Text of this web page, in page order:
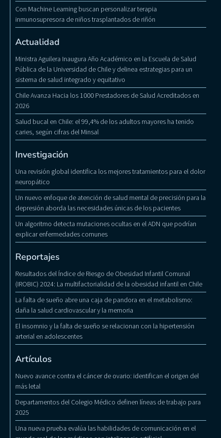
Con Machine Learning buscan personalizar terapia
inmunosupresora de niños trasplantados de riñón
Actualidad
Ministra Aguilera Inaugura Año Académico en la Escuela de Salud
Pública de la Universidad de Chile y delinea estrategias para un
sistema de salud integrado y equitativo
Chile Avanza Hacia los 1000 Prestadores de Salud Acreditados en
2026
Salud bucal en Chile: el 99,4% de los adultos mayores ha tenido
caries, según cifras del Minsal
Investigación
Una revisión global identifica los mejores tratamientos para el dolor
neuropático
Un nuevo enfoque de atención de salud mental de precisión para la
depresión aborda las necesidades únicas de los pacientes
Un algoritmo detecta mutaciones ocultas en el ADN que podrían
explicar enfermedades comunes
Reportajes
Resultados del Índice de Riesgo de Obesidad Infantil Comunal
(IROBIC) 2024: La multifactorialidad de la obesidad infantil en Chile
La falta de sueño abre una caja de pandora en el metabolismo:
daña la salud cardiovascular y la memoria
El insomnio y la falta de sueño se relacionan con la hipertensión
arterial en adolescentes
Artículos
Nuevo avance contra el cáncer de ovario: identifican el origen del
más letal
Departamentos del Colegio Médico definen líneas de trabajo para
2025
Una nueva prueba evalúa las habilidades de comunicación en el